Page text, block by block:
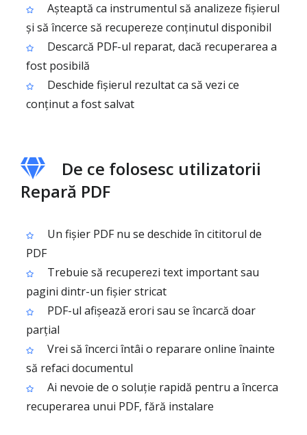
Așteaptă ca instrumentul să analizeze fișierul
și să încerce să recupereze conținutul disponibil
Descarcă PDF-ul reparat, dacă recuperarea a
fost posibilă
Deschide fișierul rezultat ca să vezi ce
conținut a fost salvat
De ce folosesc utilizatorii
Repară PDF
Un fișier PDF nu se deschide în cititorul de
PDF
Trebuie să recuperezi text important sau
pagini dintr-un fișier stricat
PDF-ul afișează erori sau se încarcă doar
parțial
Vrei să încerci întâi o reparare online înainte
să refaci documentul
Ai nevoie de o soluție rapidă pentru a încerca
recuperarea unui PDF, fără instalare